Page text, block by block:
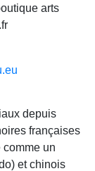
arts
depuis
françaises
comme un
et chinois